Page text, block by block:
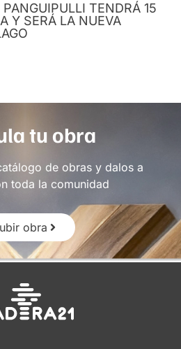
TENDRÁ 15
Y SERÁ LA NUEVA
tu obra
de obras y dalos a
toda la comunidad
obra